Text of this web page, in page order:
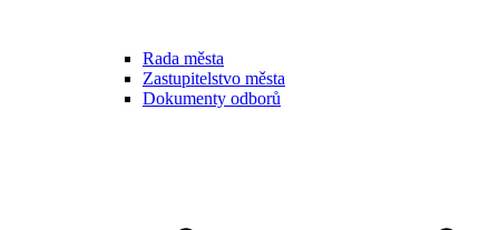
Rada města
Zastupitelstvo města
Dokumenty odborů